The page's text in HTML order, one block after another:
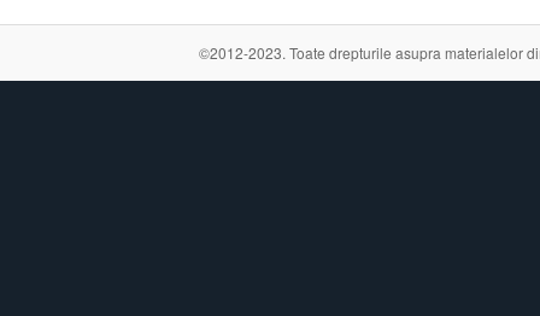
©2012-2023. Toate drepturile asupra materialelor